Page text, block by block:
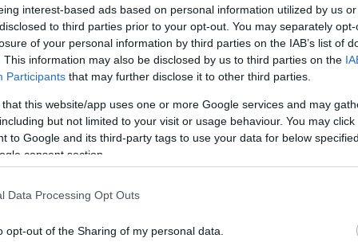
interest-based ads based on personal information utilized by us
to third parties prior to your opt-out. You may separately
of your personal information by third parties on the IAB’s list of
This information may also be disclosed by us to third parties on the
Participants that may further disclose it to other third parties.
that this website/app uses one or more Google services and may
but not limited to your visit or usage behaviour. You may
to Google and its third-party tags to use your data for below
consent section.
Data Processing Opt Outs
opt-out of the Sharing of my personal data.
Smeralda, il messaggio per Totti.
dall’anno precedente, segnato dalla
il chirurgo sassareseGiovanni Angiolini ,
in barca in Sardegna. Quest’anno la
, con nuovi compagni di viaggio. Tra
momenti di relax